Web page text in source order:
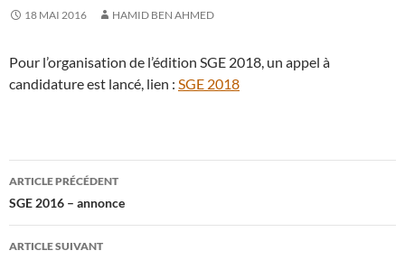
18 MAI 2016 HAMID BEN AHMED
Pour l’organisation de l’édition SGE 2018, un appel à
candidature est lancé, lien : SGE 2018
Navigation
des
articles
ARTICLE PRÉCÉDENT
SGE 2016 – annonce
ARTICLE SUIVANT